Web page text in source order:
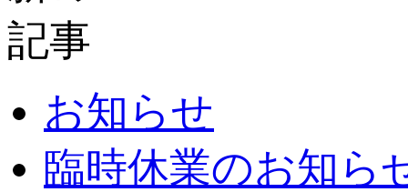
お知らせ
臨時休業のお知ら